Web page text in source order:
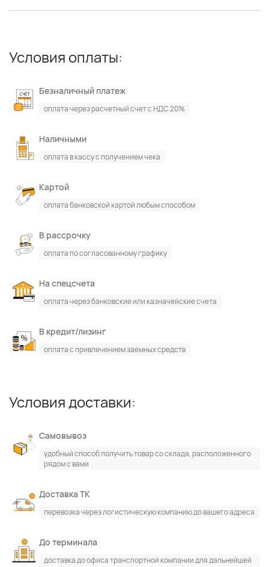
Условия оплаты:
Безналичный платеж
оплата через расчетный счет с НДС 20%
Наличными
оплата в кассу с получением чека
Картой
оплата банковской картой любым способом
В рассрочку
оплата по согласованному графику
На спецсчета
оплата через банковские или казначейские счета
В кредит/лизинг
оплата с привлечением заемных средств
Условия доставки:
Самовывоз
удобный способ получить товар со склада, расположенного
рядом с вами
Доставка ТК
перевозка через логистическую компанию до вашего адреса
До терминала
доставка до офиса транспортной компании для дальнейшей